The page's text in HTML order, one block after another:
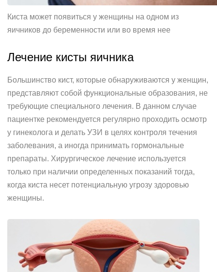
Киста может появиться у женщины на одном из
яичников до беременности или во время нее
Лечение кисты яичника
Большинство кист, которые обнаруживаются у женщин,
представляют собой функциональные образования, не
требующие специального лечения. В данном случае
пациентке рекомендуется регулярно проходить осмотр
у гинеколога и делать УЗИ в целях контроля течения
заболевания, а иногда принимать гормональные
препараты. Хирургическое лечение используется
только при наличии определенных показаний тогда,
когда киста несет потенциальную угрозу здоровью
женщины.